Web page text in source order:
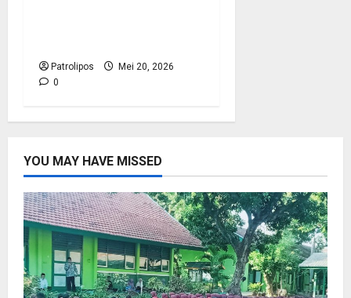
Patrolipos
Mei 20, 2026
0
YOU MAY HAVE MISSED